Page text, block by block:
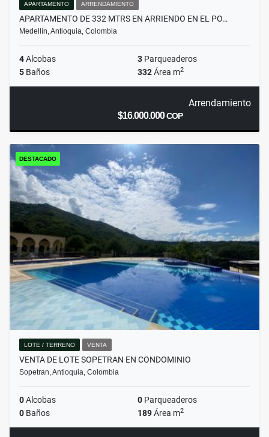
APARTAMENTO ARRENDAMIENTO
APARTAMENTO DE 332 MTRS EN ARRIENDO EN EL PO…
Medellín, Antioquia, Colombia
4Alcobas 3 Parqueaderos
5 Baños 332Área m2
Arrendamiento
$16.000.000COP
DESTACADO
LOTE / TERRENO VENTA
VENTA DE LOTE SOPETRAN EN CONDOMINIO
Sopetran, Antioquia, Colombia
0Alcobas 0 Parqueaderos
0 Baños 189Área m2